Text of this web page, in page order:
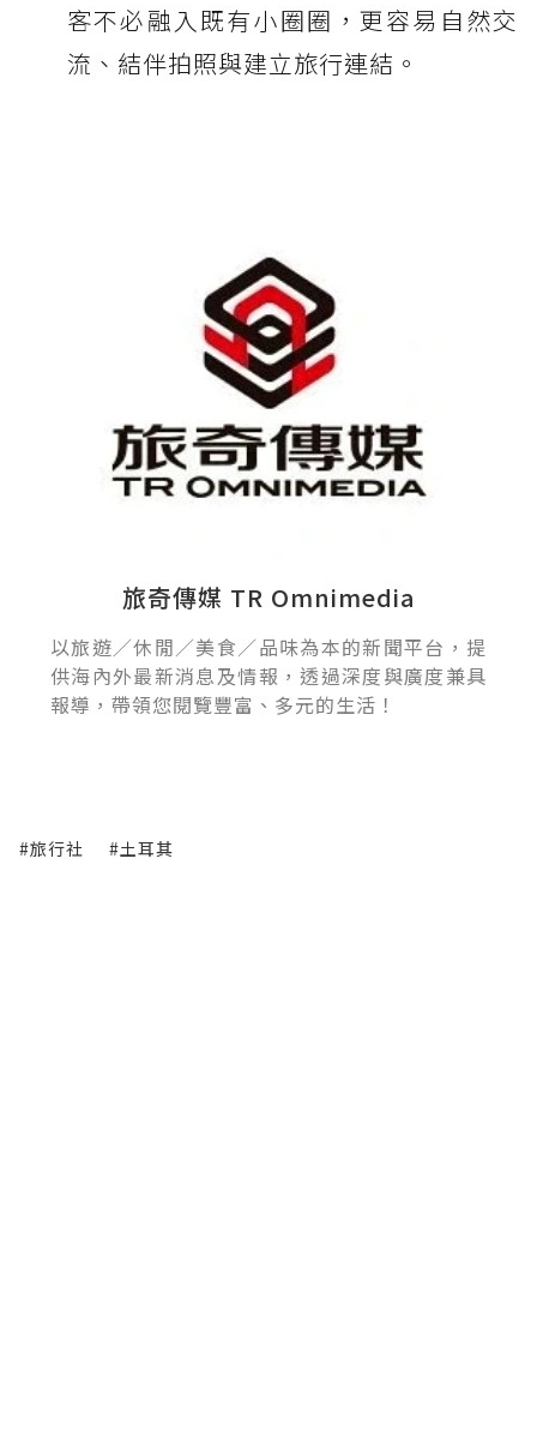
客不必融入既有小圈圈，更容易自然交
流、結伴拍照與建立旅行連結。
旅奇傳媒 TR Omnimedia
以旅遊／休閒／美食／品味為本的新聞平台，提
供海內外最新消息及情報，透過深度與廣度兼具
報導，帶領您閱覽豐富、多元的生活！
#旅行社 #土耳其